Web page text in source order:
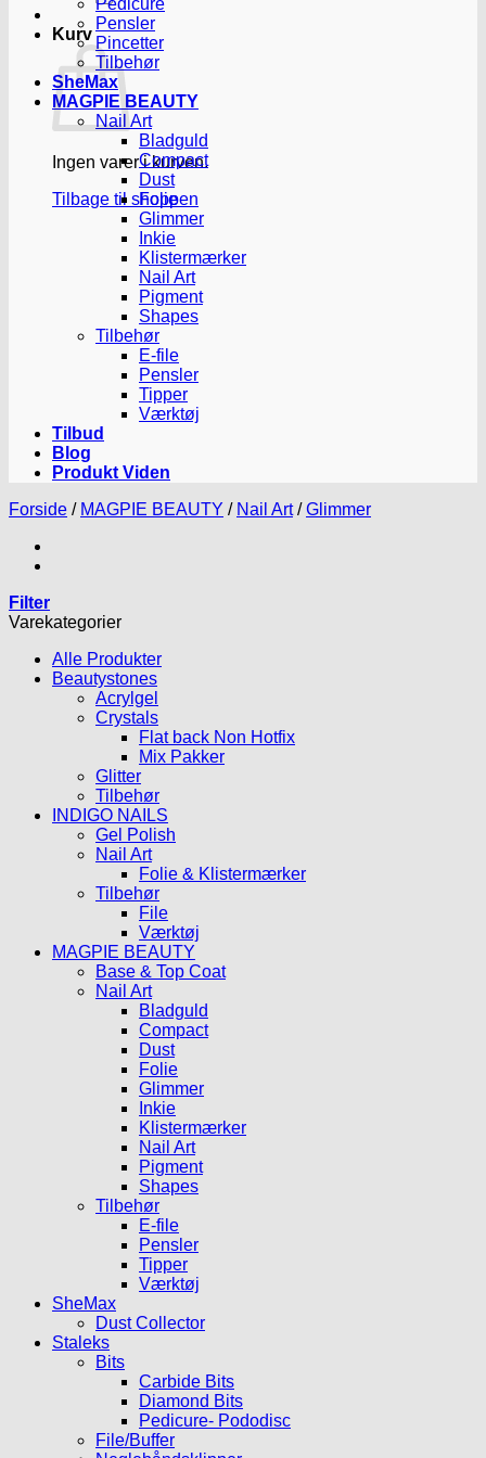
Kurv
Ingen varer i kurven.
Tilbage til shoppen
Pedicure
Pensler
Pincetter
Tilbehør
SheMax
MAGPIE BEAUTY
Nail Art
Bladguld
Compact
Dust
Folie
Glimmer
Inkie
Klistermærker
Nail Art
Pigment
Shapes
Tilbehør
E-file
Pensler
Tipper
Værktøj
Tilbud
Blog
Produkt Viden
Forside / MAGPIE BEAUTY / Nail Art / Glimmer
Filter
Varekategorier
Alle Produkter
Beautystones
Acrylgel
Crystals
Flat back Non Hotfix
Mix Pakker
Glitter
Tilbehør
INDIGO NAILS
Gel Polish
Nail Art
Folie & Klistermærker
Tilbehør
File
Værktøj
MAGPIE BEAUTY
Base & Top Coat
Nail Art
Bladguld
Compact
Dust
Folie
Glimmer
Inkie
Klistermærker
Nail Art
Pigment
Shapes
Tilbehør
E-file
Pensler
Tipper
Værktøj
SheMax
Dust Collector
Staleks
Bits
Carbide Bits
Diamond Bits
Pedicure- Pododisc
File/Buffer